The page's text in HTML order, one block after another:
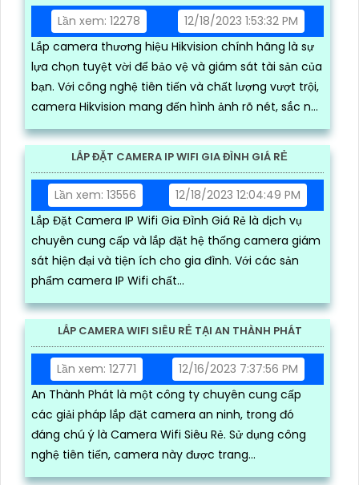
Lần xem: 12278
12/18/2023 1:53:32 PM
Lắp camera thương hiệu Hikvision chính hãng là sự
lựa chọn tuyệt vời để bảo vệ và giám sát tài sản của
bạn. Với công nghệ tiên tiến và chất lượng vượt trội,
camera Hikvision mang đến hình ảnh rõ nét, sắc nét
và chất lượng cao
LẮP ĐẶT CAMERA IP WIFI GIA ĐÌNH GIÁ RẺ
Lần xem: 13556
12/18/2023 12:04:49 PM
Lắp Đặt Camera IP Wifi Gia Đình Giá Rẻ là dịch vụ
chuyên cung cấp và lắp đặt hệ thống camera giám
sát hiện đại và tiện ích cho gia đình. Với các sản
phẩm camera IP Wifi chất...
LẮP CAMERA WIFI SIÊU RẺ TẠI AN THÀNH PHÁT
Lần xem: 12771
12/16/2023 7:37:56 PM
An Thành Phát là một công ty chuyên cung cấp
các giải pháp lắp đặt camera an ninh, trong đó
đáng chú ý là Camera Wifi Siêu Rẻ. Sử dụng công
nghệ tiên tiến, camera này được trang...